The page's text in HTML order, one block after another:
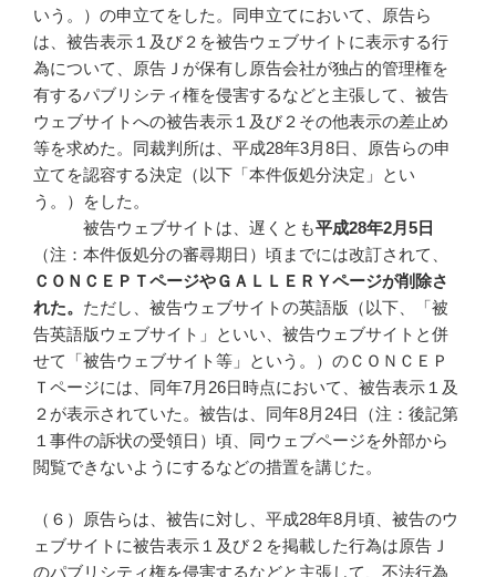
いう。）の申立てをした。同申立てにおいて、原告ら
は、被告表示１及び２を被告ウェブサイトに表示する行
為について、原告Ｊが保有し原告会社が独占的管理権を
有するパブリシティ権を侵害するなどと主張して、被告
ウェブサイトへの被告表示１及び２その他表示の差止め
等を求めた。同裁判所は、平成28年3月8日、原告らの申
立てを認容する決定（以下「本件仮処分決定」とい
う。）をした。
被告ウェブサイトは、遅くとも平成28年2月5 日
（注：本件仮処分の審尋期日）頃までには改訂されて、
ＣＯＮＣＥＰＴページやＧＡＬＬＥＲＹページが削除さ
れた。 ただし、被告ウェブサイトの英語版（以下、「被
告英語版ウェブサイト」といい、被告ウェブサイトと併
せて「被告ウェブサイト等」という。）のＣＯＮＣＥＰ
Ｔページには、同年7月26日時点において、被告表示１及
２が表示されていた。被告は、同年8月24日（注：後記第
１事件の訴状の受領日）頃、同ウェブページを外部から
閲覧できないようにするなどの措置を講じた。
（６）原告らは、被告に対し、平成28年8月頃、被告のウ
ェブサイトに被告表示１及び２を掲載した行為は原告Ｊ
のパブリシティ権を侵害するなどと主張して、不法行為